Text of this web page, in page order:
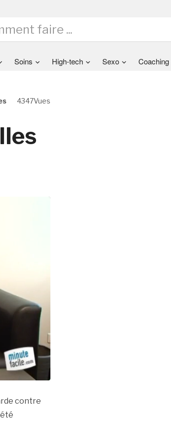
Soins High-tech Sexo Coaching
4347Vues
contre